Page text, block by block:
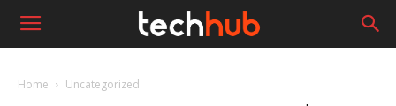
Home Uncategorized